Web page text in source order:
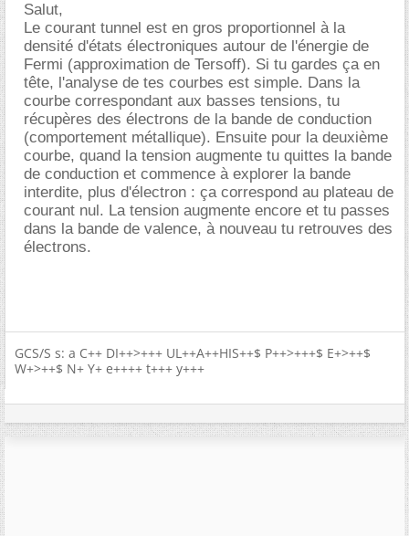
Salut,
Le courant tunnel est en gros proportionnel à la
densité d'états électroniques autour de l'énergie de
Fermi (approximation de Tersoff). Si tu gardes ça en
tête, l'analyse de tes courbes est simple. Dans la
courbe correspondant aux basses tensions, tu
récupères des électrons de la bande de conduction
(comportement métallique). Ensuite pour la deuxième
courbe, quand la tension augmente tu quittes la bande
de conduction et commence à explorer la bande
interdite, plus d'électron : ça correspond au plateau de
courant nul. La tension augmente encore et tu passes
dans la bande de valence, à nouveau tu retrouves des
électrons.
GCS/S s: a C++ DI++>+++ UL++A++HIS++$ P++>+++$ E+>++$
W+>++$ N+ Y+ e++++ t+++ y+++